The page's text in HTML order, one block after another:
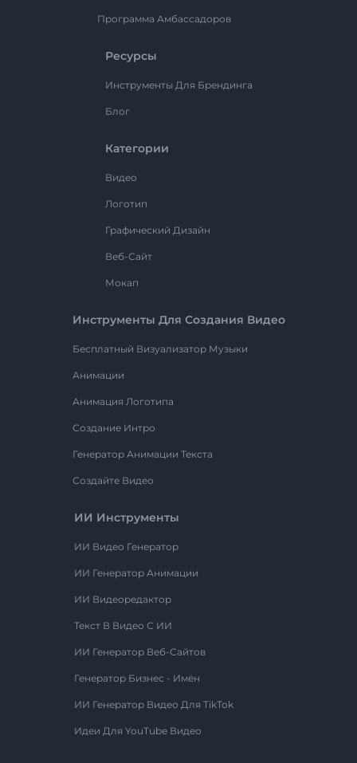
Программа Амбассадоров
Ресурсы
Инструменты Для Брендинга
Блог
Категории
Видео
Логотип
Графический Дизайн
Веб-Сайт
Мокап
Инструменты Для Создания Видео
Бесплатный Визуализатор Музыки
Анимации
Анимация Логотипа
Создание Интро
Генератор Анимации Текста
Создайте Видео
ИИ Инструменты
ИИ Видео Генератор
ИИ Генератор Анимации
ИИ Видеоредактор
Текст В Видео С ИИ
ИИ Генератор Веб-Сайтов
Генератор Бизнес - Имён
ИИ Генератор Видео Для TikTok
Идеи Для YouTube Видео